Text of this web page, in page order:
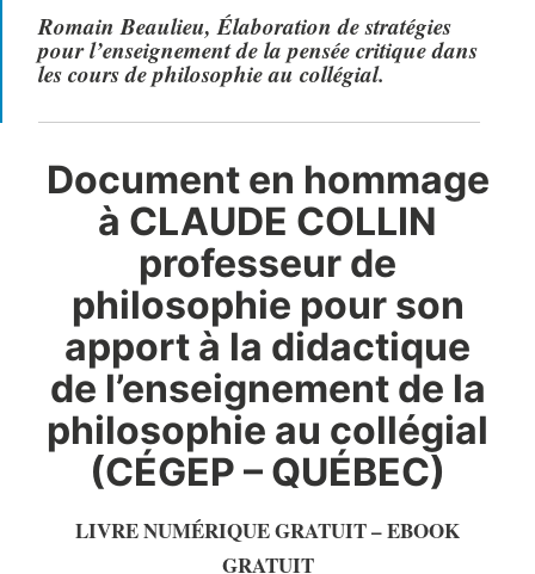
Romain Beaulieu, Élaboration de stratégies
pour l’enseignement de la pensée critique dans
les cours de philosophie au collégial.
Document en hommage
à CLAUDE COLLIN
professeur de
philosophie pour son
apport à la didactique
de l’enseignement de la
philosophie au collégial
(CÉGEP – QUÉBEC)
LIVRE NUMÉRIQUE GRATUIT – EBOOK
GRATUIT